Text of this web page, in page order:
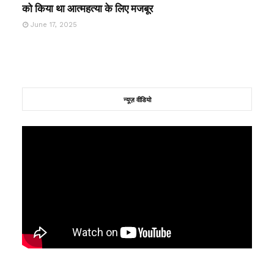
को किया था आत्महत्या के लिए मजबूर
June 17, 2025
न्यूज़ वीडियो